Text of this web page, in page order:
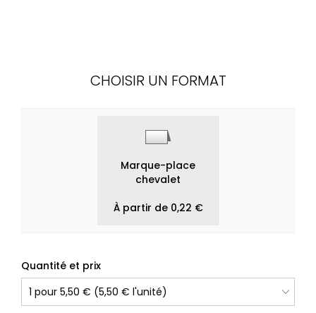
CHOISIR UN FORMAT
Marque-place
chevalet
À partir de 0,22 €
Quantité et prix